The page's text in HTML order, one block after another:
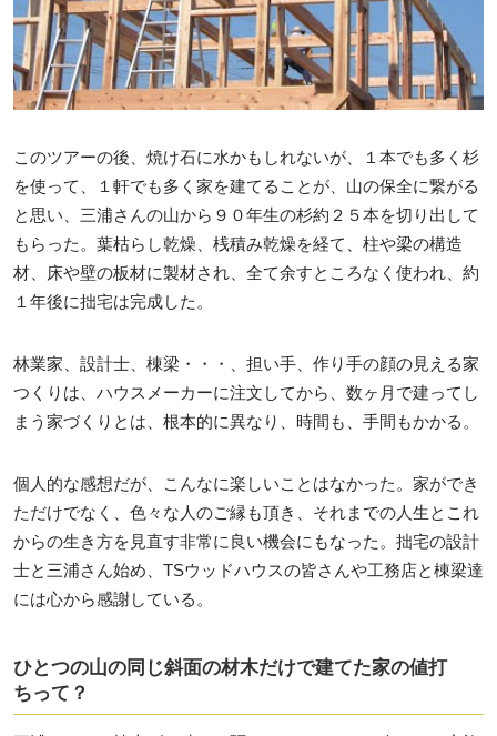
このツアーの後、焼け石に水かもしれないが、１本でも多く杉
を使って、１軒でも多く家を建てることが、山の保全に繋がる
と思い、三浦さんの山から９０年生の杉約２５本を切り出して
もらった。葉枯らし乾燥、桟積み乾燥を経て、柱や梁の構造
材、床や壁の板材に製材され、全て余すところなく使われ、約
１年後に拙宅は完成した。
林業家、設計士、棟梁・・・、担い手、作り手の顔の見える家
つくりは、ハウスメーカーに注文してから、数ヶ月で建ってし
まう家づくりとは、根本的に異なり、時間も、手間もかかる。
個人的な感想だが、こんなに楽しいことはなかった。家ができ
ただけでなく、色々な人のご縁も頂き、それまでの人生とこれ
からの生き方を見直す非常に良い機会にもなった。拙宅の設計
士と三浦さん始め、TSウッドハウスの皆さんや工務店と棟梁達
には心から感謝している。
ひとつの山の同じ斜面の材木だけで建てた家の値打
ちって？